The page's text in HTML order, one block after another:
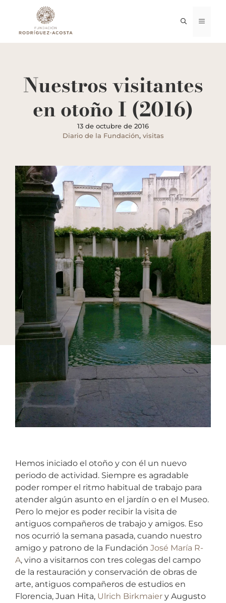
contenido
MENÚ
Nuestros visitantes
en otoño I (2016)
13 de octubre de 2016
Diario de la Fundación, visitas
Hemos iniciado el otoño y con él un nuevo
periodo de actividad. Siempre es agradable
poder romper el ritmo habitual de trabajo para
atender algún asunto en el jardín o en el Museo.
Pero lo mejor es poder recibir la visita de
antiguos compañeros de trabajo y amigos. Eso
nos ocurrió la semana pasada, cuando nuestro
amigo y patrono de la Fundación José María R-
A, vino a visitarnos con tres colegas del campo
de la restauración y conservación de obras de
arte, antiguos compañeros de estudios en
Florencia, Juan Hita, Ulrich Birkmaier y Augusto